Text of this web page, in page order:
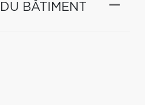
BÂTIMENT